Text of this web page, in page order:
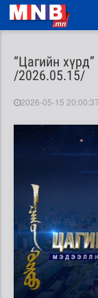
“Цагийн
/2026.05.15/
2026-05-15 20:00:37